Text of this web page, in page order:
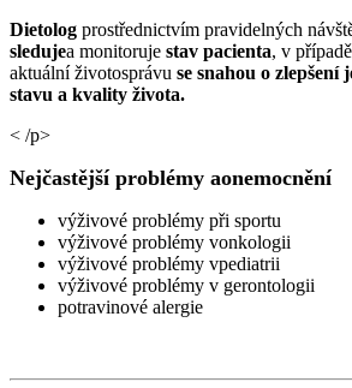
Dietolog prostřednictvím pravidelných
sledujea monitoruje stav pacienta, v
aktuální životosprávu se snahou o zlepšení
stavu a kvality života.
< /p>
Nejčastější problémy aonemocnění
výživové problémy při sportu
výživové problémy vonkologii
výživové problémy vpediatrii
výživové problémy v gerontologii
potravinové alergie